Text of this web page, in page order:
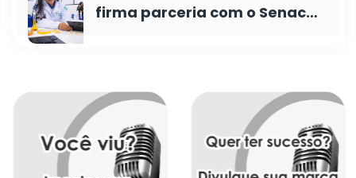
firma parceria com o Senac…